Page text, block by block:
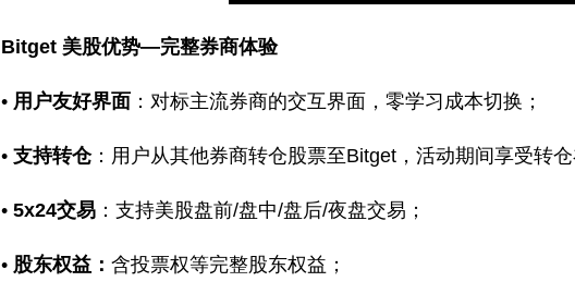
Bitget 美股优势—完整券商体验
• 用户友好界面 ：对标主流券商的交互界面，零学习成本切换；
• 支持转仓：用户从其他券商转仓股票至Bitget，活动期间享受转仓
• 5x24交易 ：支持美股盘前/盘中/盘后/夜盘交易；
• 股东权益： 含投票权等完整股东权益；